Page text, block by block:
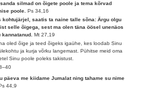
silmad on õigete poole ja tema kõrvad
poole.Ps 34,16
kohtujärjel, saatis ta naine talle sõna: Ärgu olgu
selle õigega, sest ma olen täna öösel unenäos
kannatanud.Mt 27,19
oled õige ja teed õigeks igaühe, kes loodab Sinu
ja kurja võrku langemast. Pühitse meid oma
Sinu poole poleks takistust.
päeva me kiidame Jumalat ning tahame su nime
44,9